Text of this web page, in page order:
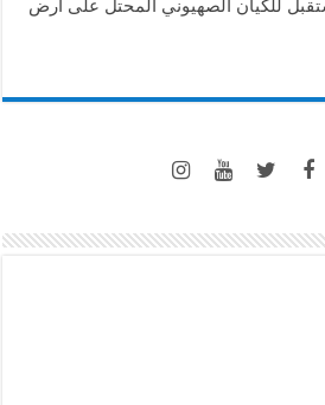
للكيان الصهيوني المحتل على أرض